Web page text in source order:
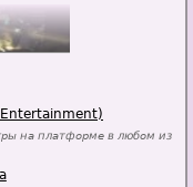
на платформе в любом из